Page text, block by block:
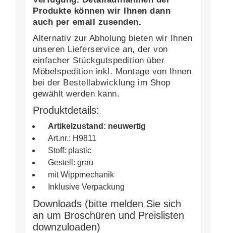
Produkte können wir Ihnen dann
auch per email zusenden.
Alternativ zur Abholung bieten wir Ihnen
unseren Lieferservice an, der von
einfacher Stückgutspedition über
Möbelspedition inkl. Montage von Ihnen
bei der Bestellabwicklung im Shop
gewählt werden kann.
Produktdetails:
Artikelzustand: neuwertig
Art.nr.: H9811
Stoff: plastic
Gestell: grau
mit Wippmechanik
Inklusive Verpackung
Downloads (bitte melden Sie sich
an um Broschüren und Preislisten
downzuloaden)